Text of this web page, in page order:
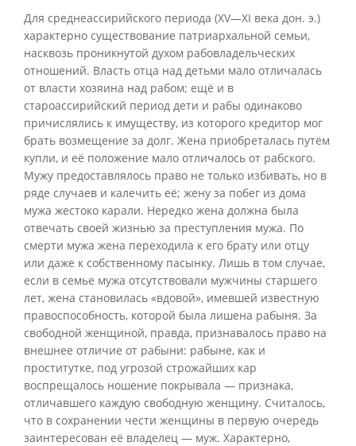
Для среднеассирийского периода (XV—XI века дон. э.)
характерно существование патриархальной семьи,
насквозь проникнутой духом рабовладельческих
отношений. Власть отца над детьми мало отличалась
от власти хозяина над рабом; ещё и в
староассирийский период дети и рабы одинаково
причислялись к имуществу, из которого кредитор мог
брать возмещение за долг. Жена приобреталась путём
купли, и её положение мало отличалось от рабского.
Мужу предоставлялось право не только избивать, но в
ряде случаев и калечить её; жену за побег из дома
мужа жестоко карали. Нередко жена должна была
отвечать своей жизнью за преступления мужа. По
смерти мужа жена переходила к его брату или отцу
или даже к собственному пасынку. Лишь в том случае,
если в семье мужа отсутствовали мужчины старшего
лет, жена становилась «вдовой», имевшей известную
правоспособность, которой была лишена рабыня. За
свободной женщиной, правда, признавалось право на
внешнее отличие от рабыни: рабыне, как и
проститутке, под угрозой строжайших кар
воспрещалось ношение покрывала — признака,
отличавшего каждую свободную женщину. Считалось,
что в сохранении чести женщины в первую очередь
заинтересован её владелец — муж. Характерно,